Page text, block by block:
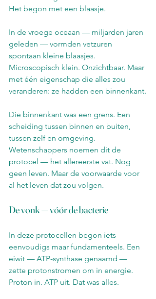
Het begon met een blaasje.
In de vroege oceaan — miljarden jaren
geleden — vormden vetzuren
spontaan kleine blaasjes.
Microscopisch klein. Onzichtbaar. Maar
met één eigenschap die alles zou
veranderen: ze hadden een binnenkant.
Die binnenkant was een grens. Een
scheiding tussen binnen en buiten,
tussen zelf en omgeving.
Wetenschappers noemen dit de
protocel — het allereerste vat. Nog
geen leven. Maar de voorwaarde voor
al het leven dat zou volgen.
De vonk — vóór de bacterie
In deze protocellen begon iets
eenvoudigs maar fundamenteels. Een
eiwit — ATP-synthase genaamd —
zette protonstromen om in energie.
Proton in. ATP uit. Dat was alles.